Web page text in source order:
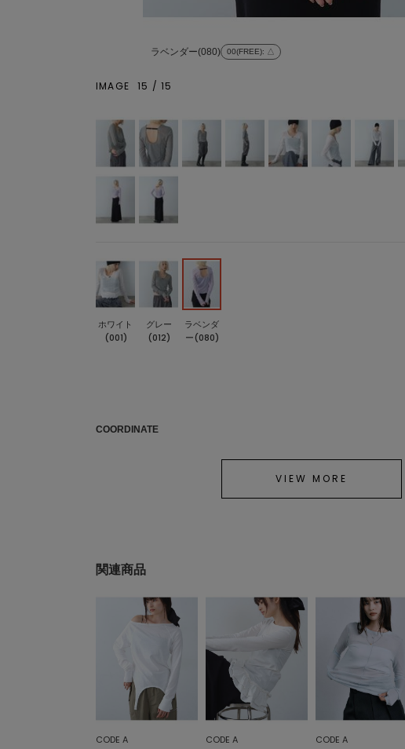
ラベンダー(080) 00(FREE): △
IMAGE 15 /15
ホワイト
(001)
グレー
(012)
ラベンダ
ー(080)
COORDINATE
VIEW MORE
関連商品
CODE A CODE A CODE A